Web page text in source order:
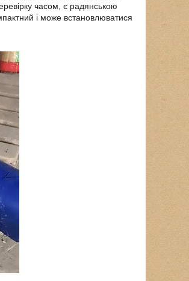
часом, є радянською
і може встановлюватися